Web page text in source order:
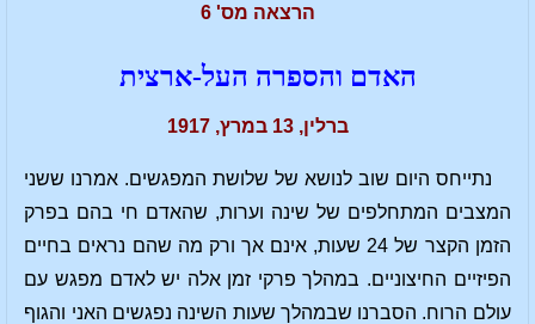
הרצאה מס' 6
האדם והספרה העל-ארצית
ברלין, 13 במרץ, 1917
נתייחס היום שוב לנושא של שלושת המפגשים. אמרנו ששני
המצבים המתחלפים של שינה וערות, שהאדם חי בהם בפרק
הזמן הקצר של 24 שעות, אינם אך ורק מה שהם נראים בחיים
הפיזיים החיצוניים. במהלך פרקי זמן אלה יש לאדם מפגש עם
עולם הרוח. הסברנו שבמהלך שעות השינה נפגשים האני והגוף